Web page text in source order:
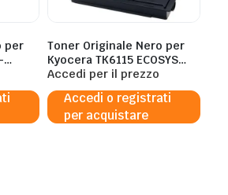
per
al
Toner Originale Nero per
Kyocera TK6115 ECOSYS
M4125/ ECOSYS M4132 –
12.000 Pagine al 5%
Accedi per il prezzo
Accedi o registrati
per acquistare